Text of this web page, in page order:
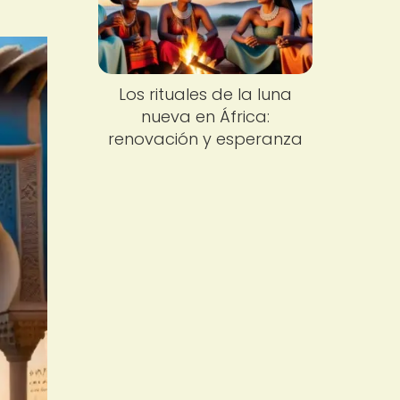
Los rituales de la luna
nueva en África:
renovación y esperanza